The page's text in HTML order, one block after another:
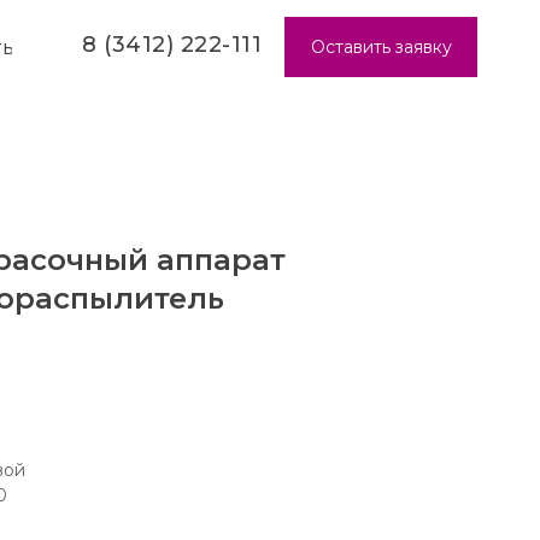
Оставить заявку
8 (3412) 222-111
аппарат